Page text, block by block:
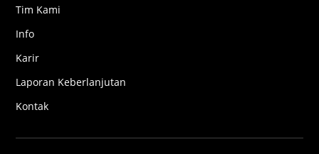
Tim Kami
Info
Karir
Laporan Keberlanjutan
Kontak